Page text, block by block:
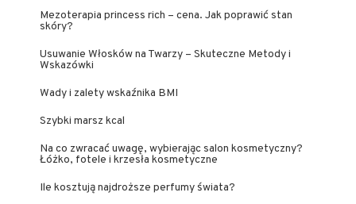
Mezoterapia princess rich – cena. Jak poprawić stan
skóry?
Usuwanie Włosków na Twarzy – Skuteczne Metody i
Wskazówki
Wady i zalety wskaźnika BMI
Szybki marsz kcal
Na co zwracać uwagę, wybierając salon kosmetyczny?
Łóżko, fotele i krzesła kosmetyczne
Ile kosztują najdroższe perfumy świata?